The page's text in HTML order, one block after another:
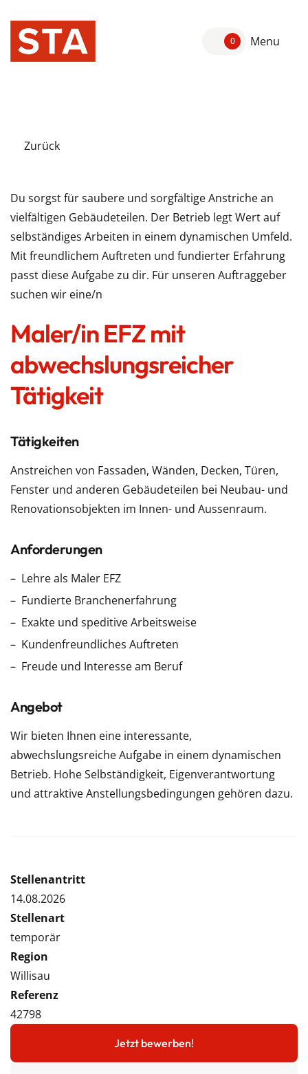
0 Menu
Zurück
Du sorgst für saubere und sorgfältige Anstriche an
vielfältigen Gebäudeteilen. Der Betrieb legt Wert auf
selbständiges Arbeiten in einem dynamischen Umfeld.
Mit freundlichem Auftreten und fundierter Erfahrung
passt diese Aufgabe zu dir. Für unseren Auftraggeber
suchen wir eine/n
Maler/in EFZ mit
abwechslungsreicher
Tätigkeit
Tätigkeiten
Anstreichen von Fassaden, Wänden, Decken, Türen,
Fenster und anderen Gebäudeteilen bei Neubau- und
Renovationsobjekten im Innen- und Aussenraum.
Anforderungen
Lehre als Maler EFZ
Fundierte Branchenerfahrung
Exakte und speditive Arbeitsweise
Kundenfreundliches Auftreten
Freude und Interesse am Beruf
Angebot
Wir bieten Ihnen eine interessante,
abwechslungsreiche Aufgabe in einem dynamischen
Betrieb. Hohe Selbständigkeit, Eigenverantwortung
und attraktive Anstellungsbedingungen gehören dazu.
Stellenantritt
14.08.2026
Stellenart
temporär
Region
Willisau
Referenz
42798
Jetzt bewerben!